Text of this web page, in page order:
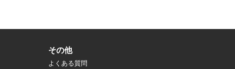
その他
よくある質問